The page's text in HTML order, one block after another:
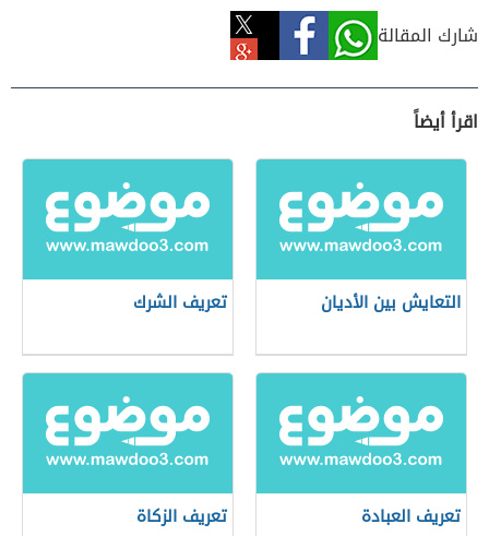
شارك المقالة
اقرأ أيضاً
التعايش بين الأديان تعريف الشرك
تعريف العبادة تعريف الزكاة